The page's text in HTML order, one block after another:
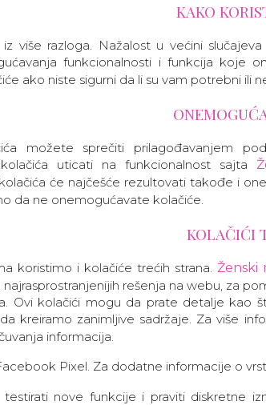
KAKO
više razloga. Nažalost u većini
funkcionalnosti i funkcija koje
ako niste sigurni da li su vam potrebni ili
možete sprečiti prilagođavanjem
uticati na funkcionalnost sajta
će najčešće rezultovati takođe i
da ne onemogućavate kolačiće.
KOLAČIĆI
koristimo i kolačiće trećih strana. Ženski
rešenja na webu, za
Ovi kolačići mogu da prate detalje kao
kreiramo zanimljive sadržaje. Za više
informacija.
Pixel. Za dodatne informacije o
nove funkcije i praviti diskretne